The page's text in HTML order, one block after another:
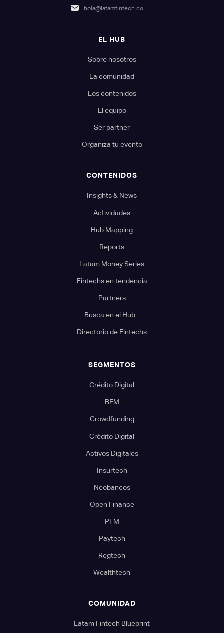
hola@latamfintech.co
EL HUB
Sobre nosotros
La comunidad
Los contenidos
El equipo
Ser partner
Organiza tu evento
CONTENIDOS
Insights & News
Actividades
Hub Mapping
Reports
Latam Money Series
Fintechs en tendencia
Partners
Busca en el Hub...
Directorio de Fintechs
SEGMENTOS
Crédito Digital
BFM
Crowdfunding
Crédito Digital
Activos Digitales
Insurtech
Neobancos
Open Finance
PFM
Paytech
Regtech
Wealthtech
COMUNIDAD
Latam Fintech Blueprint